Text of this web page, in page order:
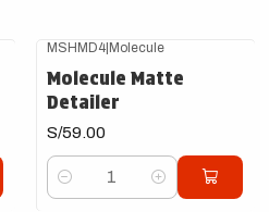
MSHMD4 Molecule
Molecule Matte
Detailer
S/59.00
Cantidad